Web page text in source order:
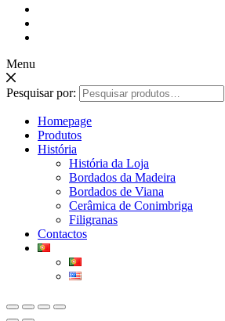
Menu
Pesquisar por:
Homepage
Produtos
História
História da Loja
Bordados da Madeira
Bordados de Viana
Cerâmica de Conimbriga
Filigranas
Contactos